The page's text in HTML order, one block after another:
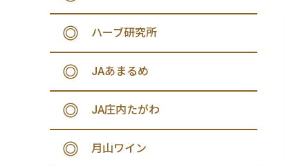
ハーブ研究所
JAあまるめ
JA庄内たがわ
月山ワイン